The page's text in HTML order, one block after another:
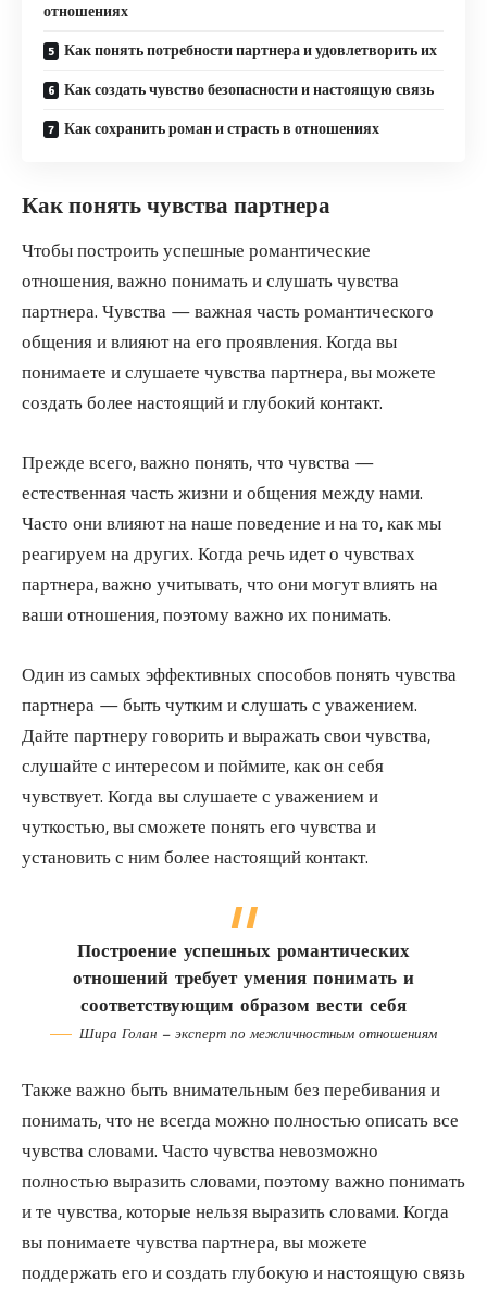
отношениях
Как понять потребности партнера и удовлетворить их
Как создать чувство безопасности и настоящую связь
Как сохранить роман и страсть в отношениях
Как понять чувства партнера
Чтобы построить успешные романтические
отношения, важно понимать и слушать чувства
партнера. Чувства — важная часть романтического
общения и влияют на его проявления. Когда вы
понимаете и слушаете чувства партнера, вы можете
создать более настоящий и глубокий контакт.
Прежде всего, важно понять, что чувства —
естественная часть жизни и общения между нами.
Часто они влияют на наше поведение и на то, как мы
реагируем на других. Когда речь идет о чувствах
партнера, важно учитывать, что они могут влиять на
ваши отношения, поэтому важно их понимать.
Один из самых эффективных способов понять чувства
партнера — быть чутким и слушать с уважением.
Дайте партнеру говорить и выражать свои чувства,
слушайте с интересом и поймите, как он себя
чувствует. Когда вы слушаете с уважением и
чуткостью, вы сможете понять его чувства и
установить с ним более настоящий контакт.
Построение успешных романтических
отношений требует умения понимать и
соответствующим образом вести себя
Шира Голан — эксперт по межличностным отношениям
Также важно быть внимательным без перебивания и
понимать, что не всегда можно полностью описать все
чувства словами. Часто чувства невозможно
полностью выразить словами, поэтому важно понимать
и те чувства, которые нельзя выразить словами. Когда
вы понимаете чувства партнера, вы можете
поддержать его и создать глубокую и настоящую связь